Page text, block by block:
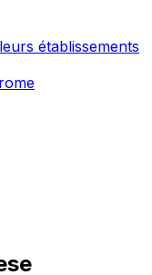
établissements